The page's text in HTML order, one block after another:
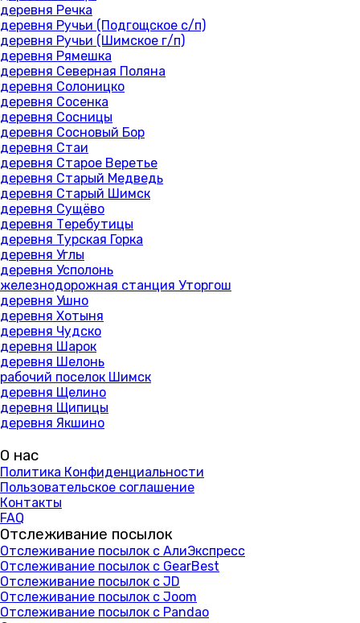
деревня Речка
деревня Ручьи (Подгощское с/п)
деревня Ручьи (Шимское г/п)
деревня Рямешка
деревня Северная Поляна
деревня Солоницко
деревня Сосенка
деревня Сосницы
деревня Сосновый Бор
деревня Стаи
деревня Старое Веретье
деревня Старый Медведь
деревня Старый Шимск
деревня Сущёво
деревня Теребутицы
деревня Турская Горка
деревня Углы
деревня Усполонь
железнодорожная станция Уторгош
деревня Ушно
деревня Хотыня
деревня Чудско
деревня Шарок
деревня Шелонь
рабочий поселок Шимск
деревня Щелино
деревня Щипицы
деревня Якшино
О нас
Политика Конфиденциальности
Пользовательское соглашение
Контакты
FAQ
Отслеживание посылок
Отслеживание посылок с АлиЭкспресс
Отслеживание посылок с GearBest
Отслеживание посылок с JD
Отслеживание посылок с Joom
Отслеживание посылок с Pandao